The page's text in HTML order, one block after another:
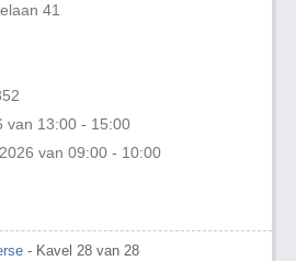
41
van 13:00 - 15:00
van 09:00 - 10:00
- Kavel 28 van 28